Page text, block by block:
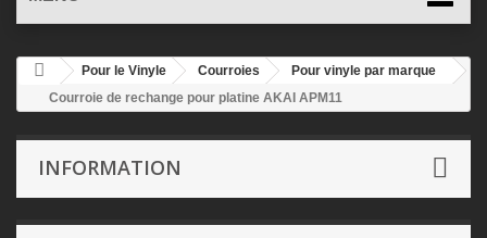
Pour le Vinyle Courroies
Pour vinyle par marque
Courroie de rechange pour platine AKAI APM11
INFORMATION